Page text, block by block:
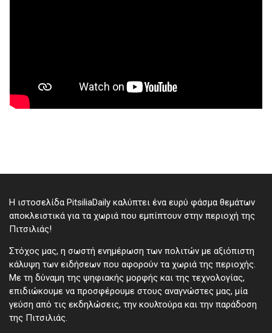
Η ιστοσελίδα PitsiliaDaily καλύπτει ένα ευρύ φάσμα θεμάτων
αποκλειστικά για τα χωριά που εμπίπτουν στην περιοχή της
Πιτσιλιάς!
Στόχος μας, η σωστή ενημέρωση των πολιτών με αξιόπιστη
κάλυψη των ειδήσεων που αφορούν τα χωριά της περιοχής.
Με τη δύναμη της ψηφιακής μορφής και της τεχνολογίας,
επιδιώκουμε να προσφέρουμε στους αναγνώστες μας, μία
γεύση από τις εκδηλώσεις, την κουλτούρα και την παράδοση
της Πιτσιλιάς.